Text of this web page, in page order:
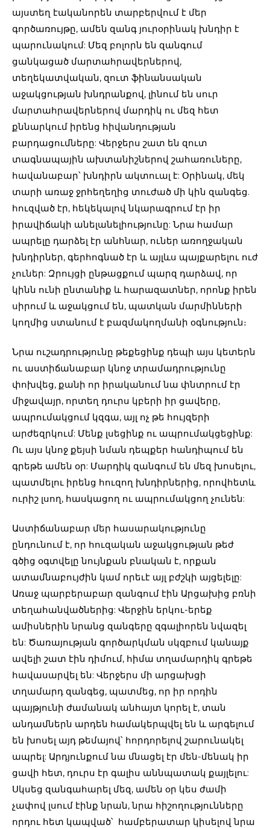
այստեղ էականորեն տարբերվում է մեր
գործառույթը, ամեն զանգ յուրօրինակ խնդիր է
պարունակում: Մեզ բոլորն են զանգում
ցանկացած մարտահրավերներով,
տեղեկատվական, զուտ ֆինանսական
աջակցության խնդրանքով, լինում են սուր
մարտահրավերներով մարդիկ ու մեզ հետ
քննարկում իրենց հիվանդության
բարդացումները: Վերջերս շատ են զուտ
տագնապային ախտանիշներով շահառուները,
հավանաբար՝ խնդիրն ակտուալ է: Օրինակ, մեկ
տարի առաջ ջրհեղեղից տուժած մի կին զանգեց.
հուզված էր, հեկեկալով նկարագրում էր իր
իրավիճակի անելանելիությունը: Նրա համար
ապրելը դարձել էր անհնար, ուներ առողջական
խնդիրներ, գերհոգնած էր և այլևս պայքարելու ուժ
չուներ: Զրույցի ընթացքում պարզ դարձավ, որ
կինն ունի ընտանիք և հարազատներ, որոնք իրեն
սիրում և աջակցում են, պատկան մարմինների
կողմից ստանում է բազմակողմանի օգնություն։
Նրա ուշադրությունը թեքեցինք դեպի այս կետերն
ու աստիճանաբար կնոջ տրամադրությունը
փոխվեց, քանի որ իրականում նա փնտրում էր
միջավայր, որտեղ դուրս կբերի իր ցավերը,
ապրումակցում կզգա, այլ ոչ թե հույզերի
արժեզրկում: Մենք լսեցինք ու ապրումակցեցինք:
Ու այս կնոջ քեյսի նման դեպքեր հանդիպում են
գրեթե ամեն օր: Մարդիկ զանգում են մեզ խոսելու,
պատմելու իրենց հուզող խնդիրներից, որովհետև
ուրիշ լսող, հասկացող ու ապրումակցող չունեն:
Աստիճանաբար մեր հասարակությունը
ընդունում է, որ հուզական աջակցության թեժ
գծից օգտվելը նույնքան բնական է, որքան
ատամնաբույժին կամ որեւէ այլ բժշկի այցելելը:
Առաջ պարբերաբար զանգում էին Արցախից բռնի
տեղահանվածներից: Վերջին երկու-երեք
ամիսներին նրանց զանգերը զգալիորեն նվազել
են: Ծառայության գործարկման սկզբում կանայք
ավելի շատ էին դիմում, հիմա տղամարդիկ գրեթե
հավասարվել են: Վերջերս մի արցախցի
տղամարդ զանգեց, պատմեց, որ իր որդին
պայթյունի ժամանակ անհայտ կորել է, տան
անդամներն արդեն համակերպվել են և արգելում
են խոսել այդ թեմայով՝ հորդորելով շարունակել
ապրել: Արդյունքում նա մնացել էր մեն-մենակ իր
ցավի հետ, դուրս էր գալիս աննպատակ քայլելու:
Սկսեց զանգահարել մեզ, ամեն օր կես ժամի
չափով լսում էինք նրան, նրա հիշողությունները
որդու հետ կապված՝ համբերատար կիսելով նրա